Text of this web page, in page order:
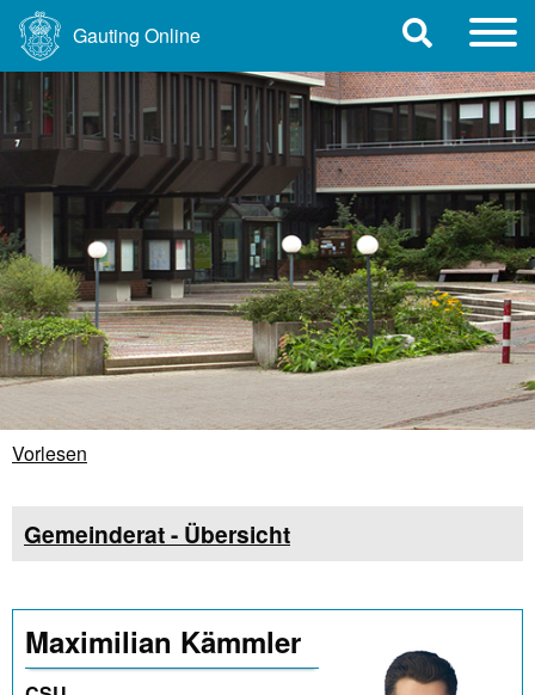
Gauting Online
Vorlesen
Gemeinderat - Übersicht
Maximilian Kämmler